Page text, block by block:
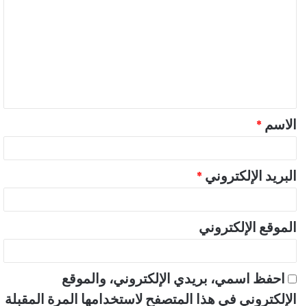
ق
*
الاسم *
البريد الإلكتروني *
الموقع الإلكتروني
احفظ اسمي، بريدي الإلكتروني، والموقع
الإلكتروني في هذا المتصفح لاستخدامها المرة المقبلة